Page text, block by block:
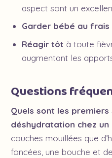
aspect sont un
Garder bébé au frais
Réagir tôt à toute
augmentant les
Questions
Quels sont les premiers
déshydratation chez un
couches mouillées que
foncées, une bouche et